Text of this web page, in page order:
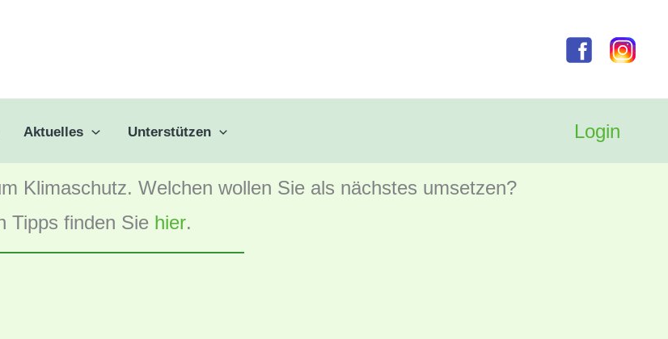
Aktuelles Unterstützen Login
Klimaschutz. Welchen wollen Sie als nächstes umsetzen?
Tipps finden Sie hier.